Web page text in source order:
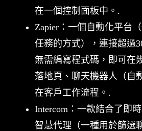
在一個控制面板中。.
Zapier：一個自動化平台
任務的方式），連接超過
無需編寫程式碼，即可在
落地頁、聊天機器人（自
在客戶工作流程。.
Intercom：一款結合了即
智慧代理（一種用於篩選